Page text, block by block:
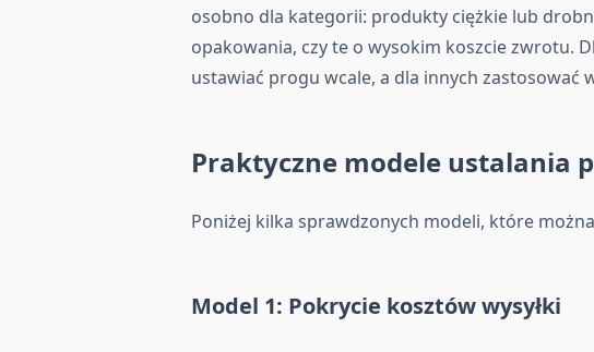
osobno dla kategorii: produkty ciężkie lub
opakowania, czy te o wysokim koszcie zwrotu.
ustawiać progu wcale, a dla innych zastosować
Praktyczne modele ustalania
Poniżej kilka sprawdzonych modeli, które
Model 1: Pokrycie kosztów wysyłki